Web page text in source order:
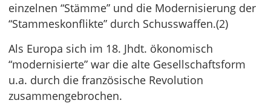
einzelnen “Stämme” und die Modernisierung der
“Stammeskonflikte” durch Schusswaffen.(2)
Als Europa sich im 18. Jhdt. ökonomisch
“modernisierte” war die alte Gesellschaftsform
u.a. durch die französische Revolution
zusammengebrochen.